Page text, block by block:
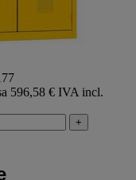
596,58 € IVA incl.
+